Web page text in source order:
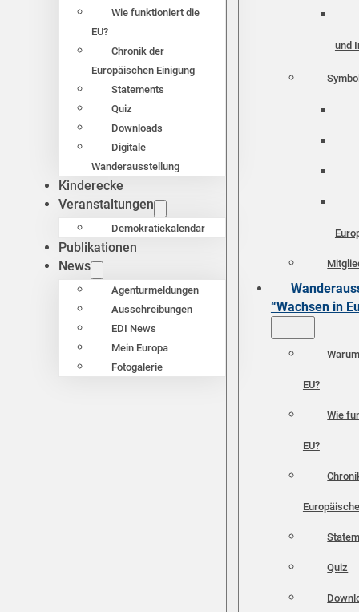
Wie funktioniert die
EU?
Chronik der
Europäischen Einigung
Statements
Quiz
Downloads
Digitale
Wanderausstellung
Kinderecke
Veranstaltungen
Demokratiekalendar
Publikationen
News
Agenturmeldungen
Ausschreibungen
EDI News
Mein Europa
Fotogalerie
und
“Wachsen in
EU?
Wie
EU?
Quiz